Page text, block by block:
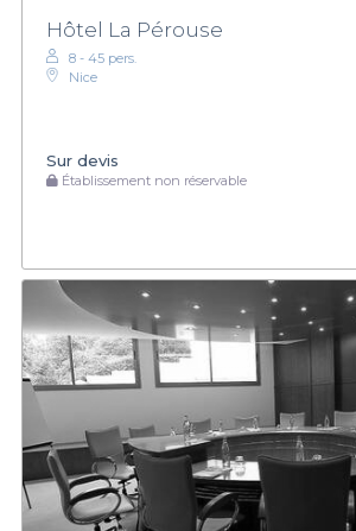
Hôtel La Pérouse
8 - 45 pers.
Nice
Sur devis
Établissement non réservable